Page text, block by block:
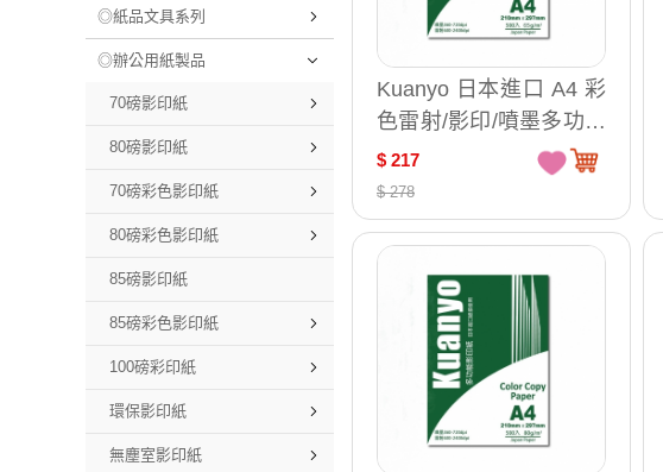
◎紙品文具系列
◎辦公用紙製品
70磅影印紙
80磅影印紙
70磅彩色影印紙
80磅彩色影印紙
85磅影印紙
85磅彩色影印紙
100磅彩印紙
環保影印紙
無塵室影印紙
Kuanyo 日本進口 A4 彩
色雷射/影印/噴墨多功能
紙 65gsm 500張 /包 AS
65
$ 217
$ 278